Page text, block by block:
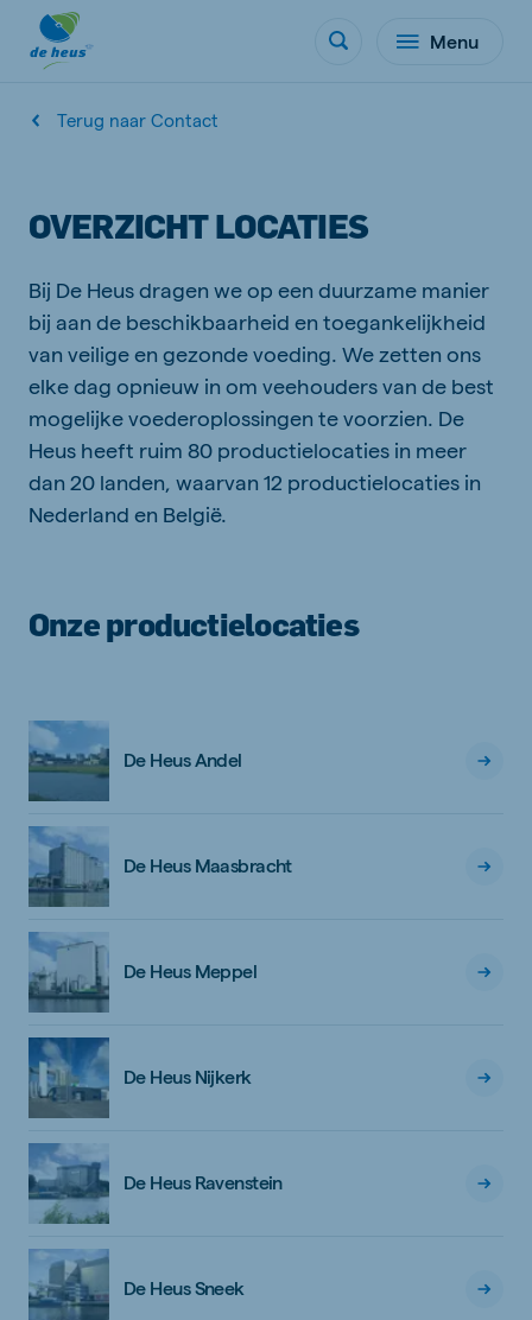
Menu
Terug naar Contact
OVERZICHT LOCATIES
Bij De Heus dragen we op een duurzame manier
bij aan de beschikbaarheid en toegankelijkheid
van veilige en gezonde voeding. We zetten ons
elke dag opnieuw in om veehouders van de best
mogelijke voederoplossingen te voorzien. De
Heus heeft ruim 80 productielocaties in meer
dan 20 landen, waarvan 12 productielocaties in
Nederland en België.
Onze productielocaties
De Heus Andel
De Heus Maasbracht
De Heus Meppel
De Heus Nijkerk
De Heus Ravenstein
De Heus Sneek